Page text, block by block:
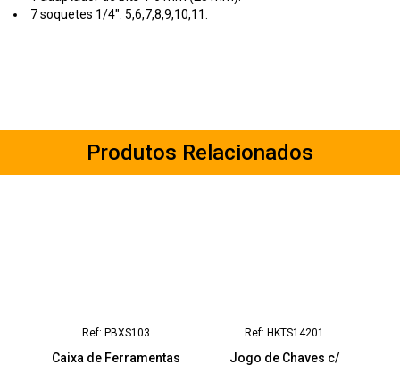
7 soquetes 1/4": 5,6,7,8,9,10,11.
Produtos Relacionados
Ref: PBXS103
Caixa de Ferramentas
Ref: HKTS14201
Jogo de Chaves c/